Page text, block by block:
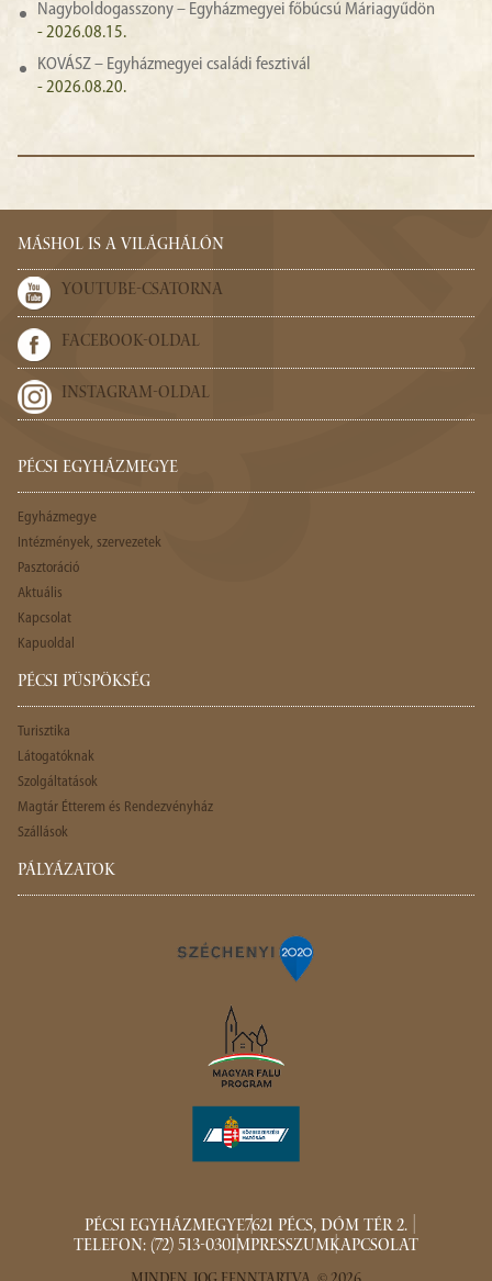
Nagyboldogasszony – Egyházmegyei főbúcsú Máriagyűdön
- 2026.08.15.
KOVÁSZ – Egyházmegyei családi fesztivál
- 2026.08.20.
MÁSHOL IS A VILÁGHÁLÓN
YOUTUBE-CSATORNA
FACEBOOK-OLDAL
INSTAGRAM-OLDAL
PÉCSI EGYHÁZMEGYE
Egyházmegye
Intézmények, szervezetek
Pasztoráció
Aktuális
Kapcsolat
Kapuoldal
PÉCSI PÜSPÖKSÉG
Turisztika
Látogatóknak
Szolgáltatások
Magtár Étterem és Rendezvényház
Szállások
PÁLYÁZATOK
PÉCSI EGYHÁZMEGYE7621 PÉCS, DÓM TÉR 2.
TELEFON: (72) 513-030IMPRESSZUMKAPCSOLAT